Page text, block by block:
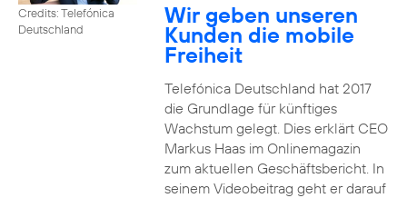
Credits: Telefónica
Deutschland
Wir geben unseren
Kunden die mobile
Freiheit
Telefónica Deutschland hat 2017
die Grundlage für künftiges
Wachstum gelegt. Dies erklärt CEO
Markus Haas im Onlinemagazin
zum aktuellen Geschäftsbericht. In
seinem Videobeitrag geht er darauf